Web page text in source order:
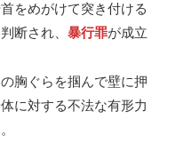
をめがけて突き付ける
断され、暴行罪が成立
胸ぐらを掴んで壁に押
に対する不法な有形力